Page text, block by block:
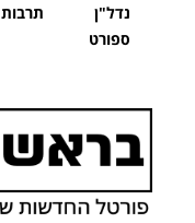
נדל"ן
ספורט
תרבות